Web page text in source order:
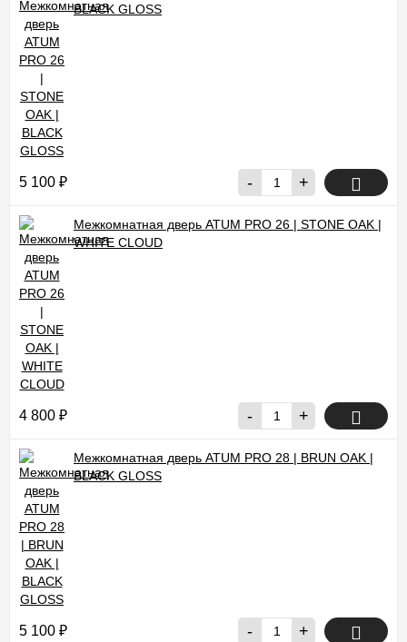
BLACK GLOSS
5 100 ₽ - +
Межкомнатная дверь ATUM PRO 26 | STONE OAK |
WHITE CLOUD
4 800 ₽ - +
Межкомнатная дверь ATUM PRO 28 | BRUN OAK |
BLACK GLOSS
5 100 ₽ - +